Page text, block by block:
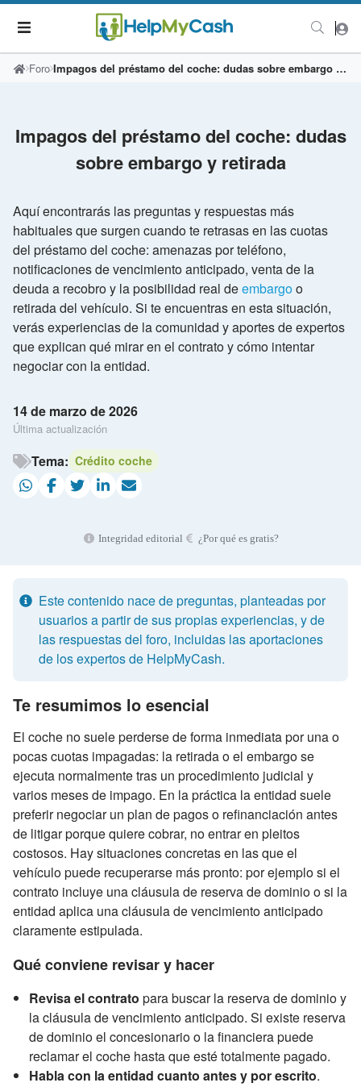
Foro Impagos del préstamo del coche: dudas sobre embargo y retirada
Impagos del préstamo del coche: dudas
sobre embargo y retirada
Aquí encontrarás las preguntas y respuestas más
habituales que surgen cuando te retrasas en las cuotas
del préstamo del coche: amenazas por teléfono,
notificaciones de vencimiento anticipado, venta de la
deuda a recobro y la posibilidad real deembargoo
retirada del vehículo. Si te encuentras en esta situación,
verás experiencias de la comunidad y aportes de expertos
que explican qué mirar en el contrato y cómo intentar
negociar con la entidad.
14 de marzo de 2026
Última actualización
Tema: Crédito coche
Integridad editorial ¿Por qué es gratis?
Este contenido nace de preguntas, planteadas por
usuarios a partir de sus propias experiencias, y de
las respuestas del foro, incluidas las aportaciones
de los expertos de HelpMyCash.
Te resumimos lo esencial
El coche no suele perderse de forma inmediata por una o
pocas cuotas impagadas: la retirada o el embargo se
ejecuta normalmente tras un procedimiento judicial y
varios meses de impago. En la práctica la entidad suele
preferir negociar un plan de pagos o refinanciación antes
de litigar porque quiere cobrar, no entrar en pleitos
costosos. Hay situaciones concretas en las que el
vehículo puede recuperarse más pronto: por ejemplo si el
contrato incluye una cláusula de reserva de dominio o si la
entidad aplica una cláusula de vencimiento anticipado
claramente estipulada.
Qué conviene revisar y hacer
Revisa el contrato para buscar la reserva de dominio y
la cláusula de vencimiento anticipado. Si existe reserva
de dominio el concesionario o la financiera puede
reclamar el coche hasta que esté totalmente pagado.
Habla con la entidad cuanto antes y por escrito.